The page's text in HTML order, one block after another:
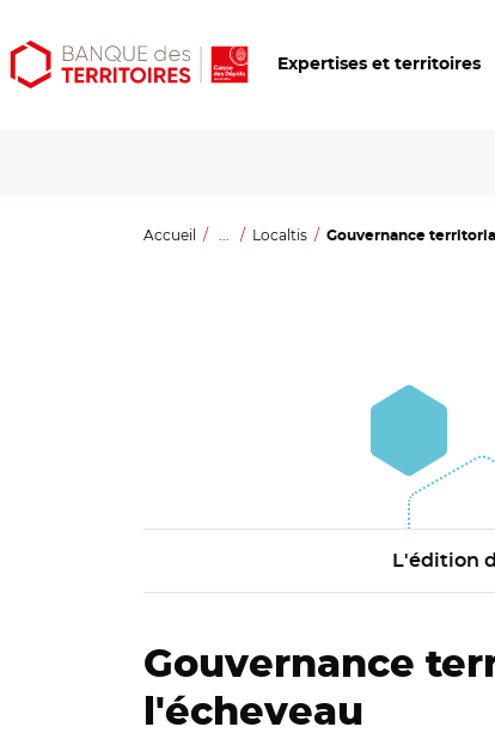
Aller
au
Aller
au
Ouvrir
les
Expertises et territoires
Accueil ... Localtis Gouvernance
L'édition
Gouvernance
l'écheveau